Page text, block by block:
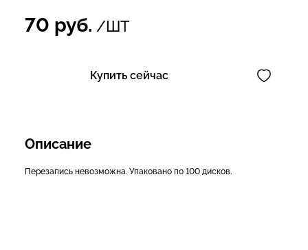
70 руб. /ШТ
Купить сейчас
Описание
Перезапись невозможна. Упаковано по 100 дисков.